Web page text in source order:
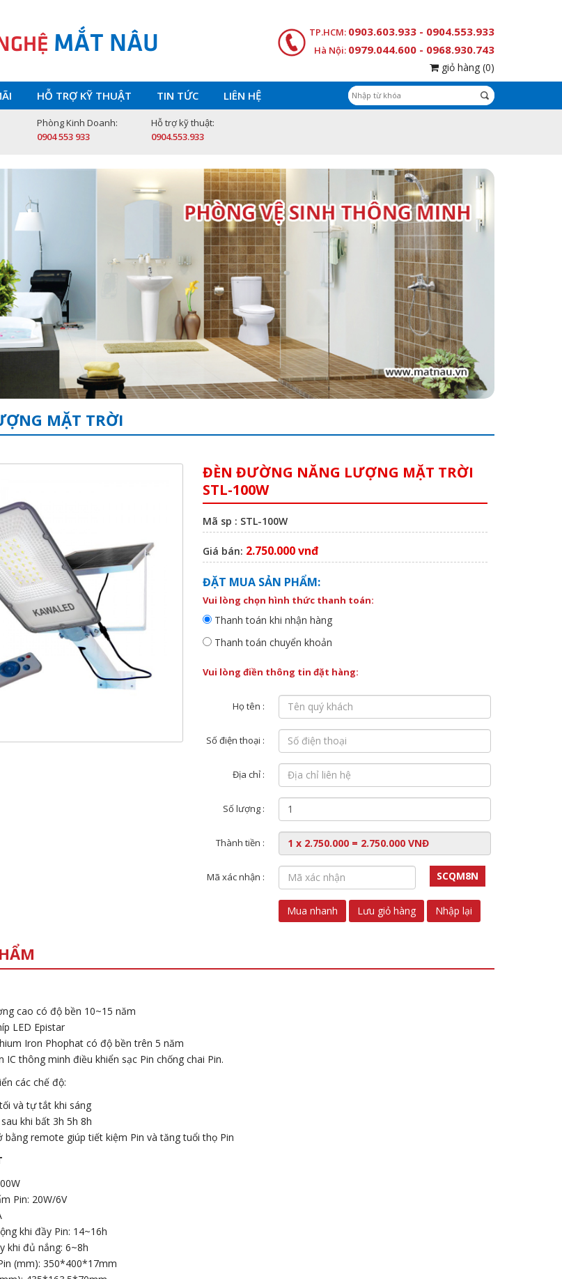
MẮT NÂU TP.HCM: 0903.603.933 - 0904.553.933
Hà Nội: 0979.044.600 - 0968.930.743
giỏ hàng (0)
HỖ TRỢ KỸ THUẬT TIN TỨC LIÊN HỆ
Phòng Kinh Doanh:
0904 553 933
Hỗ trợ kỹ thuật:
0904.553.933
MẶT TRỜI
ĐÈN ĐƯỜNG NĂNG LƯỢNG MẶT TRỜI
STL-100W
Mã sp : STL-100W
Giá bán: 2.750.000 vnđ
ĐẶT MUA SẢN PHẨM:
Vui lòng chọn hình thức thanh toán:
Thanh toán khi nhận hàng
Thanh toán chuyển khoản
Vui lòng điền thông tin đặt hàng:
Họ tên :
Số điện thoại :
Địa chỉ :
Số lượng :
Thành tiền :
Mã xác nhận : SCQM8N
Mua nhanh Lưu giỏ hàng Nhập lại
cao có độ bền 10~15 năm
LED Epistar
Iron Phophat có độ bền trên 5 năm
IC thông minh điều khiển sạc Pin chống chai Pin.
các chế độ:
và tự tắt khi sáng
khi bất 3h 5h 8h
bằng remote giúp tiết kiệm Pin và tăng tuổi thọ Pin
Pin: 20W/6V
khi đầy Pin: 14~16h
khi đủ nắng: 6~8h
(mm): 350*400*17mm